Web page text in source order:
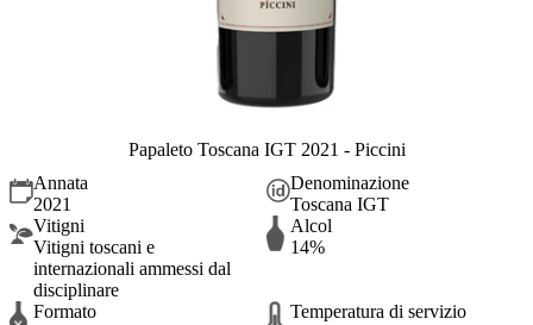
Papaleto Toscana IGT 2021 - Piccini
Annata
2021
Denominazione
Toscana IGT
Vitigni
Vitigni toscani e
internazionali ammessi dal
disciplinare
Alcol
14%
Formato
Temperatura di servizio